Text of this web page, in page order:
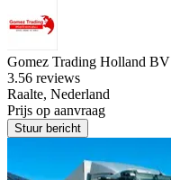
Gomez Trading Holland BV
3.56 reviews
Raalte, Nederland
Prijs op aanvraag
Stuur bericht